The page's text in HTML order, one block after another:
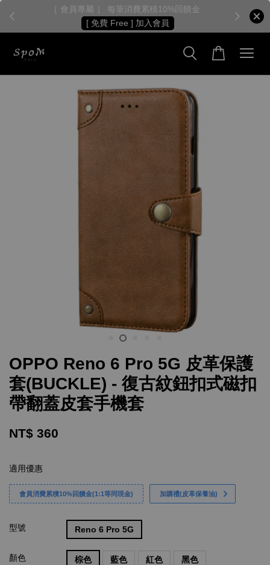
［ 會員專屬 ］ 每筆消費累積10%回饋金
[ 免費 Free ] 加入會員
OPPO Reno 6 Pro 5G 皮革保護
套(BUCKLE) - 復古紋鈕扣式磁扣
帶翻蓋皮套手機套
NT$ 360
適用優惠
會員消費累積10%回饋金(1:1等同現金) 加購禮(皮革保養油)
型號 Reno 6 Pro 5G
顏色 棕色 藍色 紅色 黑色